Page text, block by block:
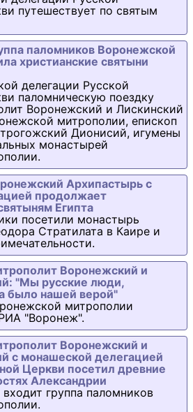
путешествует по святым
паломников Воронежской
христианские святыни
делегации Русской
паломническую поездку
Воронежский и Лискинский
митрополии, епископ
Дионисий, игумены
монастырей
Архипастырь с
продолжает
Египта
посетили монастырь
Стратилата в Каире и
Воронежский и
"Мы русские люди,
было нашей верой"
митрополии
"Воронеж".
Воронежский и
с монашеской делегацией
Церкви посетил древние
Александрии
группа паломников